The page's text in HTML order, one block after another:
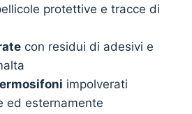
protettive e tracce di
con residui di adesivi e
impolverati
ed esternamente